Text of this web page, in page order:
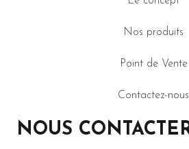
Nos produits
Point de Vente
Contactez-nous
NOUS